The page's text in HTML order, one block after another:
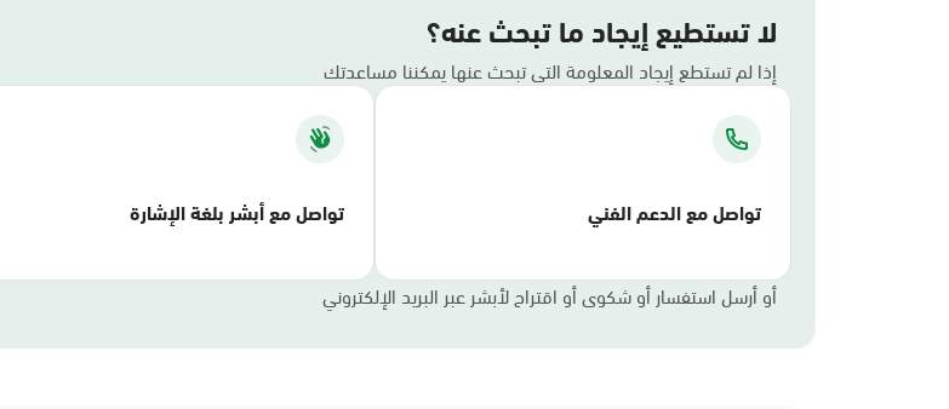
لا تستطيع إيجاد ما تبحث عنه؟
إذا لم تستطع إيجاد المعلومة التي تبحث عنها يمكننا مساعدتك
تواصل مع الدعم الفني تواصل مع أبشر بلغة الإشارة
أو أرسل استفسار أو شكوى أو اقتراح لأبشر عبر البريد الإلكتروني